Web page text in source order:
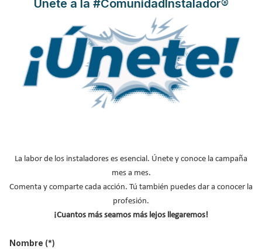
Cuenta atrás para EdiFica 21, la
cita de referencia en edificación
sostenible
Publicado en Ferias 26 Ago 2021
Ya está en marcha la cuenta atrás para el inicio de
Únete a la #ComunidadInstalador®
La labor de los instaladores es esencial. Únete y conoce la campaña
mes a mes.
Comenta y comparte cada acción. Tú también puedes dar a conocer la
profesión.
¡Cuantos más seamos más lejos llegaremos!
Nombre (*)